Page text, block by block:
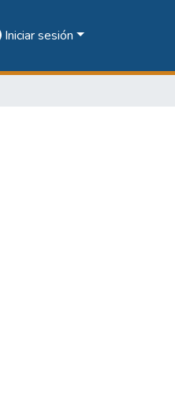
Iniciar sesión